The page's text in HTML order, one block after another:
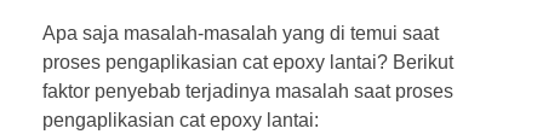
Apa saja masalah-masalah yang di temui saat
proses pengaplikasian cat epoxy lantai? Berikut
faktor penyebab terjadinya masalah saat proses
pengaplikasian cat epoxy lantai: